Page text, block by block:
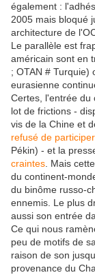
également :
2005 mais bloqué
architecture de
Le parallèle est
américain sont en
; OTAN # Turquie)
eurasienne
Certes, l'entrée du
lot de frictions -
vis de la Chine et
refusé de participer
Pékin) - et la
craintes . Mais
du continent-
du binôme russo-
ennemis. Le plus
aussi son entrée
Ce qui nous
peu de motifs de
raison de son
provenance du